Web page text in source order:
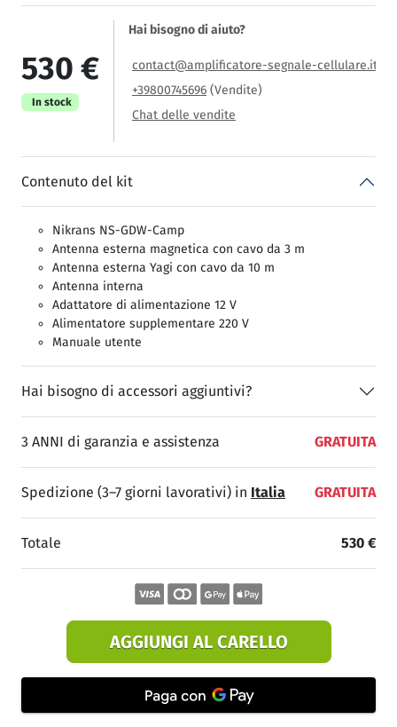
530 €
In stock
Hai bisogno di aiuto?
contact@amplificatore-segnale-cellulare.it
+39800745696 (Vendite)
Chat delle vendite
Contenuto del kit
Nikrans NS-GDW-Camp
Antenna esterna magnetica con cavo da 3 m
Antenna esterna Yagi con cavo da 10 m
Antenna interna
Adattatore di alimentazione 12 V
Alimentatore supplementare 220 V
Manuale utente
Hai bisogno di accessori aggiuntivi?
3 ANNI di garanzia e assistenza GRATUITA
Spedizione (3–7 giorni lavorativi) in Italia GRATUITA
Totale 530 €
AGGIUNGI AL CARELLO